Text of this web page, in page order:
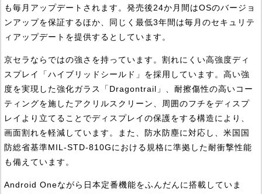
も毎月アップデートされます。発売後24か月間はOSのバージョ
ンアップを保証するほか、同じく最低3年間は毎月のセキュリテ
ィアップデートを提供するとしています。
京セラならではの強さを持っています。割れにくい高強度ディ
スプレイ「ハイブリッドシールド」を採用しています。高い強
度を実現した強化ガラス「Dragontrail」、耐擦傷性の高いコー
ティングを施したアクリルスクリーン、周囲のフチをディスプ
レイより立てることでディスプレイの保護をする構造により、
画面割れを軽減しています。また、防水防塵に対応し、米国国
防総省基準MIL-STD-810Gにおける規格に準拠した耐衝撃性能
も備えています。
Android Oneながら日本定番機能をふんだんに搭載していま